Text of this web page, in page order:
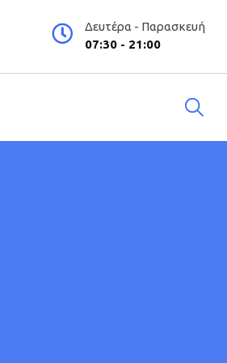
Δευτέρα - Παρασκευή
07:30 - 21:00